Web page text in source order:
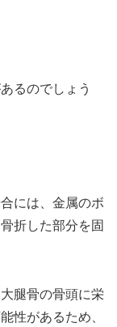
るのでしょう
には、金属のボ
折した部分を固
腿骨の骨頭に栄
性があるため、